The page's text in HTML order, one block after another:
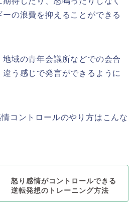
の浪費を抑えることができる
域の青年会議所などでの会合
う感じで発言ができるように
コントロールのやり方はこんな
怒り感情がコントロールできる
逆転発想のトレーニング方法